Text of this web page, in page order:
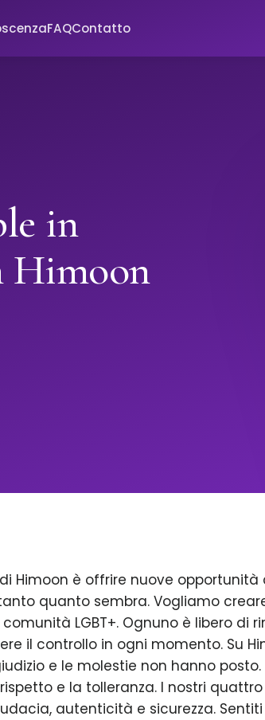
FAQContatto
in
Himoon
Himoon è offrire nuove
quanto sembra. Vogliamo
LGBT+. Ognuno è libero di
il controllo in ogni momento. Su
e le molestie non hanno
e la tolleranza. I nostri
autenticità e sicurezza.